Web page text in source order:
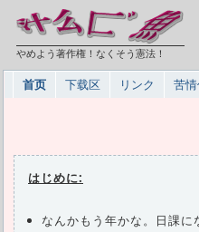
やめよう著作権！なくそう憲法！
首页 下载区 リンク 苦
はじめに:
なんかもう年かな。日課